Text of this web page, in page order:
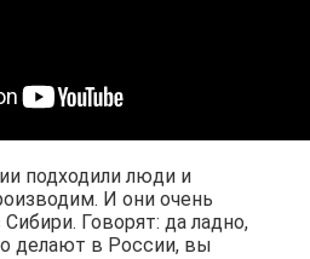
подходили люди и
И они очень
Говорят: да ладно,
делают в России, вы